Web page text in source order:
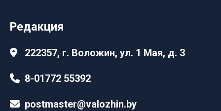
Редакция
222357, г. Воложин, ул. 1 Мая, д. 3
8-01772 55392
postmaster@valozhin.by